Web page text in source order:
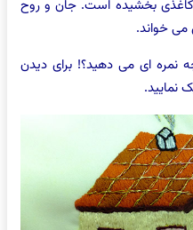
بخشیده است. جان و روح
می خواند.
نمره ای می دهید؟! برای دیدن
نمایید.